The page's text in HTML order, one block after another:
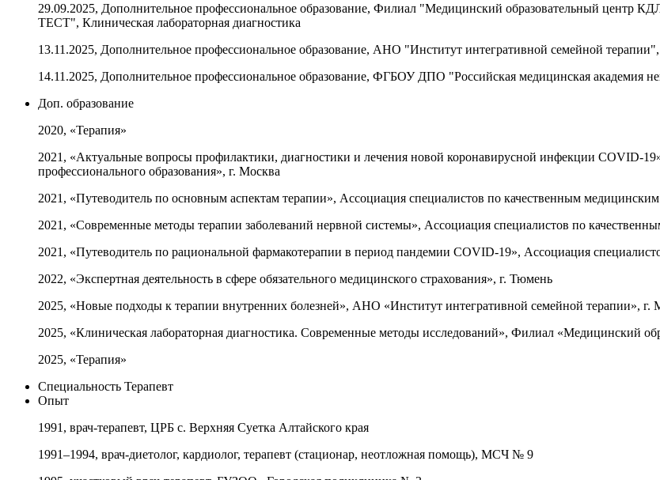
29.09.2025, Дополнительное профессиональное образование, Филиал "Медицинский образовательный
ТЕСТ", Клиническая лабораторная диагностика
13.11.2025, Дополнительное профессиональное образование, АНО "Институт интегративной семейной
14.11.2025, Дополнительное профессиональное образование, ФГБОУ ДПО "Российская медицинская академия
Доп. образование
2020, «Терапия»
2021, «Актуальные вопросы профилактики, диагностики и лечения новой коронавирусной инфекции COVID-
профессионального образования», г. Москва
2021, «Путеводитель по основным аспектам терапии», Ассоциация специалистов по качественным
2021, «Современные методы терапии заболеваний нервной системы», Ассоциация специалистов по
2021, «Путеводитель по рациональной фармакотерапии в период пандемии COVID-19», Ассоциация
2022, «Экспертная деятельность в сфере обязательного медицинского страхования», г. Тюмень
2025, «Новые подходы к терапии внутренних болезней», АНО «Институт интегративной семейной терапии», г.
2025, «Клиническая лабораторная диагностика. Современные методы исследований», Филиал
2025, «Терапия»
Специальность Терапевт
Опыт
1991, врач-терапевт, ЦРБ с. Верхняя Суетка Алтайского края
1991–1994, врач-диетолог, кардиолог, терапевт (стационар, неотложная помощь), МСЧ № 9